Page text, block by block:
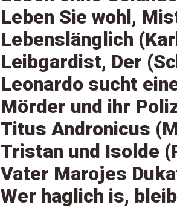
Leben Sie wohl,
Lebenslänglich
Leibgardist, Der
Leonardo sucht
Mörder und ihr
Titus Andronicus
Tristan und Isolde
Vater Marojes
Wer haglich is,